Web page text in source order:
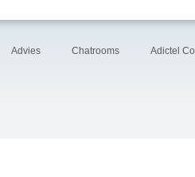
Advies Chatrooms Adictel